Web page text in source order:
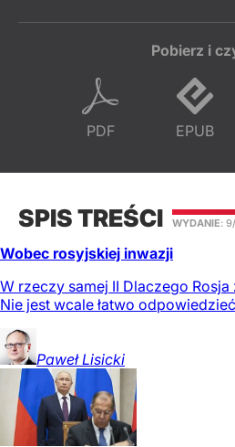
Pobierz i
PDF EPUB
SPIS TREŚCI WYDANIE:
Wobec rosyjskiej inwazji
W rzeczy samej II Dlaczego Rosja
Nie jest wcale łatwo
Paweł Lisicki